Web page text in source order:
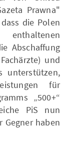
Prawna"
die Polen
Abschaffung
und
unterstützen,
für
„500+“
PiS nun
Gegner haben